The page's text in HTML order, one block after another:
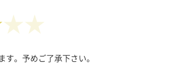
。予めご了承下さい。